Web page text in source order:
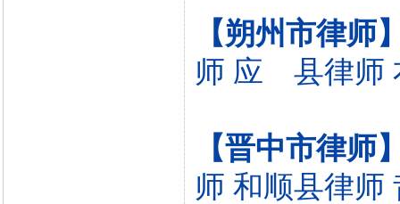
【朔州市律师
师 应 县律师
【晋中市律师
师 和顺县律师